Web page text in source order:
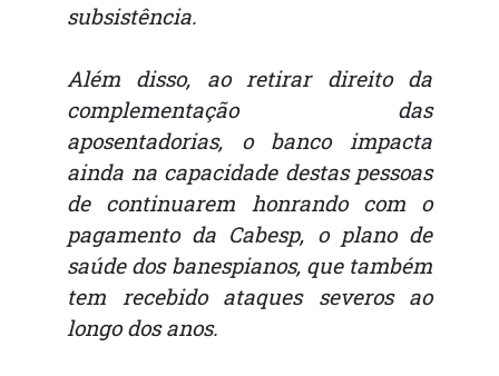
subsistência.
Além disso, ao retirar direito da
complementação das
aposentadorias, o banco impacta
ainda na capacidade destas pessoas
de continuarem honrando com o
pagamento da Cabesp, o plano de
saúde dos banespianos, que também
tem recebido ataques severos ao
longo dos anos.